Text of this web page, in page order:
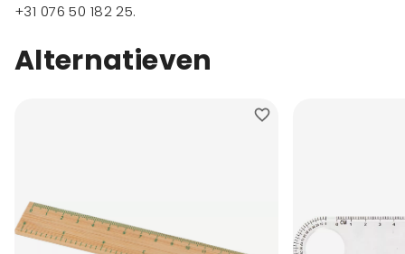
+31 076 50 182 25.
Alternatieven